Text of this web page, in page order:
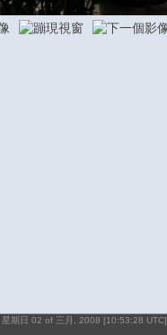
期日 02 of 三月, 2008 [10:53:28 UTC]